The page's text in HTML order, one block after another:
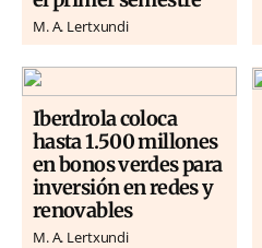
M. A. Lertxundi
Iberdrola coloca
hasta 1.500 millones
en bonos verdes para
inversión en redes y
renovables
M. A. Lertxundi